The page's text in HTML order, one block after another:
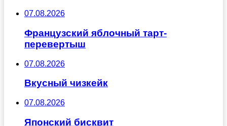
07.08.2026
Французский яблочный тарт-
перевертыш
07.08.2026
Вкусный чизкейк
07.08.2026
Японский бисквит